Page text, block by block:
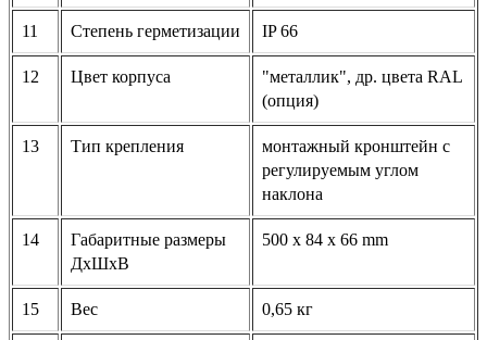
11 Степень герметизации IP 66
12 Цвет корпуса
"металлик", др. цвета RAL
(опция)
13 Тип крепления
монтажный кронштейн с
регулируемым углом
наклона
14
Габаритные размеры
ДхШхВ
500 х 84 х 66 mm
15 Вес 0,65 кг